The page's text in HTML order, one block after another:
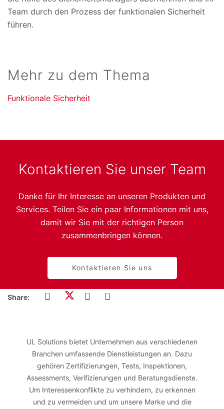
Team durch den Prozess der funktionalen Sicherheit
führen.
Mehr zu dem Thema
Funktionale Sicherheit
Kontaktieren Sie unser Team
Danke für Ihr Interesse an unseren Produkten und
Services. Teilen Sie ein paar Informationen mit uns,
damit wir Sie mit der richtigen Person
zusammenbringen können.
Kontaktieren Sie uns
Share:
UL Solutions bietet Unternehmen aus verschiedenen
Branchen umfassende Dienstleistungen an. Dazu
gehören Zertifizierungen, Tests, Inspektionen,
Assessments, Verifizierungen und Beratungsdienste.
Um Interessenkonflikte zu verhindern, zu erkennen
und zu vermeiden und um unsere Marke und die